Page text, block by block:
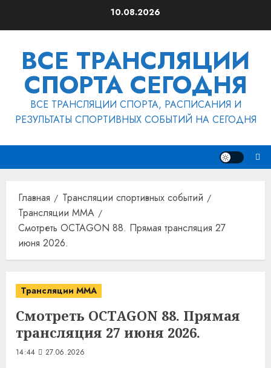
10.08.2026
ВСЕ ТРАНСЛЯЦИИ
СПОРТА СЕГОДНЯ
ВСЕ ТРАНСЛЯЦИИ СПОРТА, РАСПИСАНИЯ И
РЕЗУЛЬТАТЫ СПОРТИВНЫХ СОБЫТИЙ НА СЕГОДНЯ
Главная
Трансляции спортивных событий
Трансляции MMA
Смотреть OCTAGON 88. Прямая трансляция 27
июня 2026.
Трансляции MMA
Смотреть OCTAGON 88. Прямая
трансляция 27 июня 2026.
14:44 27.06.2026